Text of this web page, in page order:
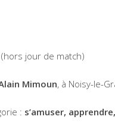
jour de match)
Mimoun, à Noisy-le-
: s’amuser,